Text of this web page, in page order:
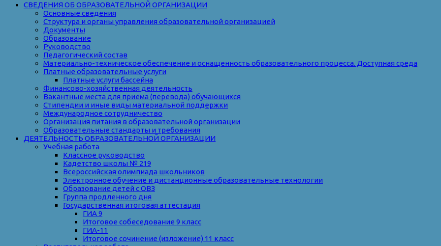
СВЕДЕНИЯ ОБ ОБРАЗОВАТЕЛЬНОЙ ОРГАНИЗАЦИИ
Основные сведения
Структура и органы управления образовательной организацией
Документы
Образование
Руководство
Педагогический состав
Материально-техническое обеспечение и оснащенность образовательного процесса. Доступная среда
Платные образовательные услуги
Платные услуги бассейна
Финансово-хозяйственная деятельность
Вакантные места для приема (перевода) обучающихся
Стипендии и иные виды материальной поддержки
Международное сотрудничество
Организация питания в образовательной организации
Образовательные стандарты и требования
ДЕЯТЕЛЬНОСТЬ ОБРАЗОВАТЕЛЬНОЙ ОРГАНИЗАЦИИ
Учебная работа
Классное руководство
Кадетство школы № 219
Всероссийская олимпиада школьников
Электронное обучение и дистанционные образовательные технологии
Образование детей с ОВЗ
Группа продленного дня
Государственная итоговая аттестация
ГИА 9
Итоговое собеседование 9 класс
ГИА-11
Итоговое сочинение (изложение) 11 класс